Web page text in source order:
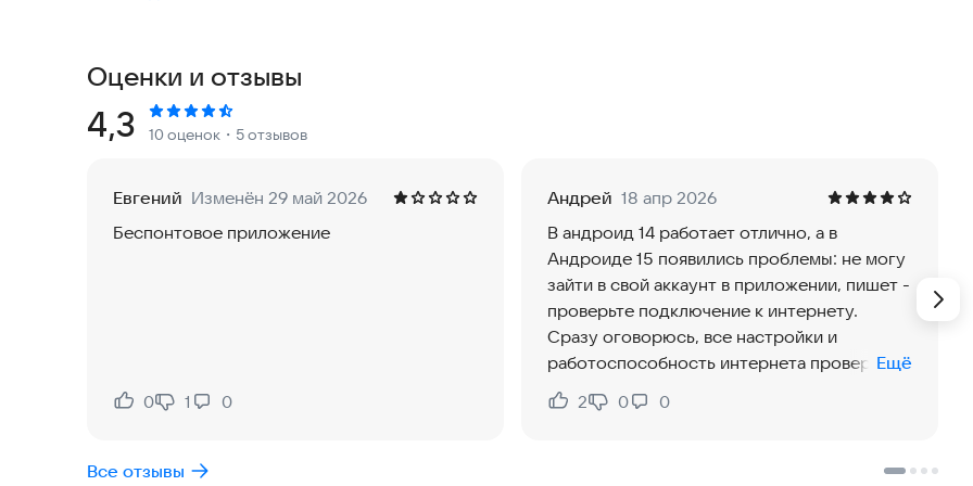
Функции записи
Если вы используете проводные наушники, приложение позволяет слушать свой голос в режиме
низкой задержки. При этом к звуку применяются эффекты реверберации и настройки эквалайзера
для подкастов или диктофонных записей.
Вы можете накладывать несколько вариантов записи друг на друга, сравнивать их и выбирать лучшие
фрагменты из каждого. Это позволяет собрать идеальную дорожку, используя только лучшие
моменты.
другим пользователям или загрузить в облако.
Оценки и отзывы
Рейтинг:
4,3 10 оценок ・5 отзывов
Евгений Изменён 29 май 2026
Беспонтовое приложение
Нравится:
0
Не нравится:
1 0
Андрей 18 апр 2026
В андроид 14 работает отлично, а в
Андроиде 15 появились проблемы: не могу
зайти в свой аккаунт в приложении, пишет -
проверьте подключение к интернету.
Сразу оговорюсь, все настройки и
работоспособность интернета проверены,
проблема именно в самом переходе на 15
андроид, который может блокировать
Ещё
Нравится:
2
Не нравится:
0 0
Все отзывы